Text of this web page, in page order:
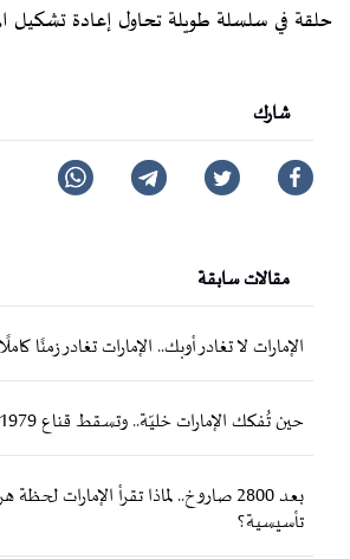
حلقة في سلسلة طويلة تحاول إعادة تشكيل
شارك
مقالات سابقة
الإمارات لا تغادر أوبك.. الإمارات تغادر زمنًا كاملًا
حين تُفكك الإمارات خليّة.. وتسقط قناع 1979
بعد 2800 صاروخ.. لماذا تقرأ الإمارات
تأسيسية؟